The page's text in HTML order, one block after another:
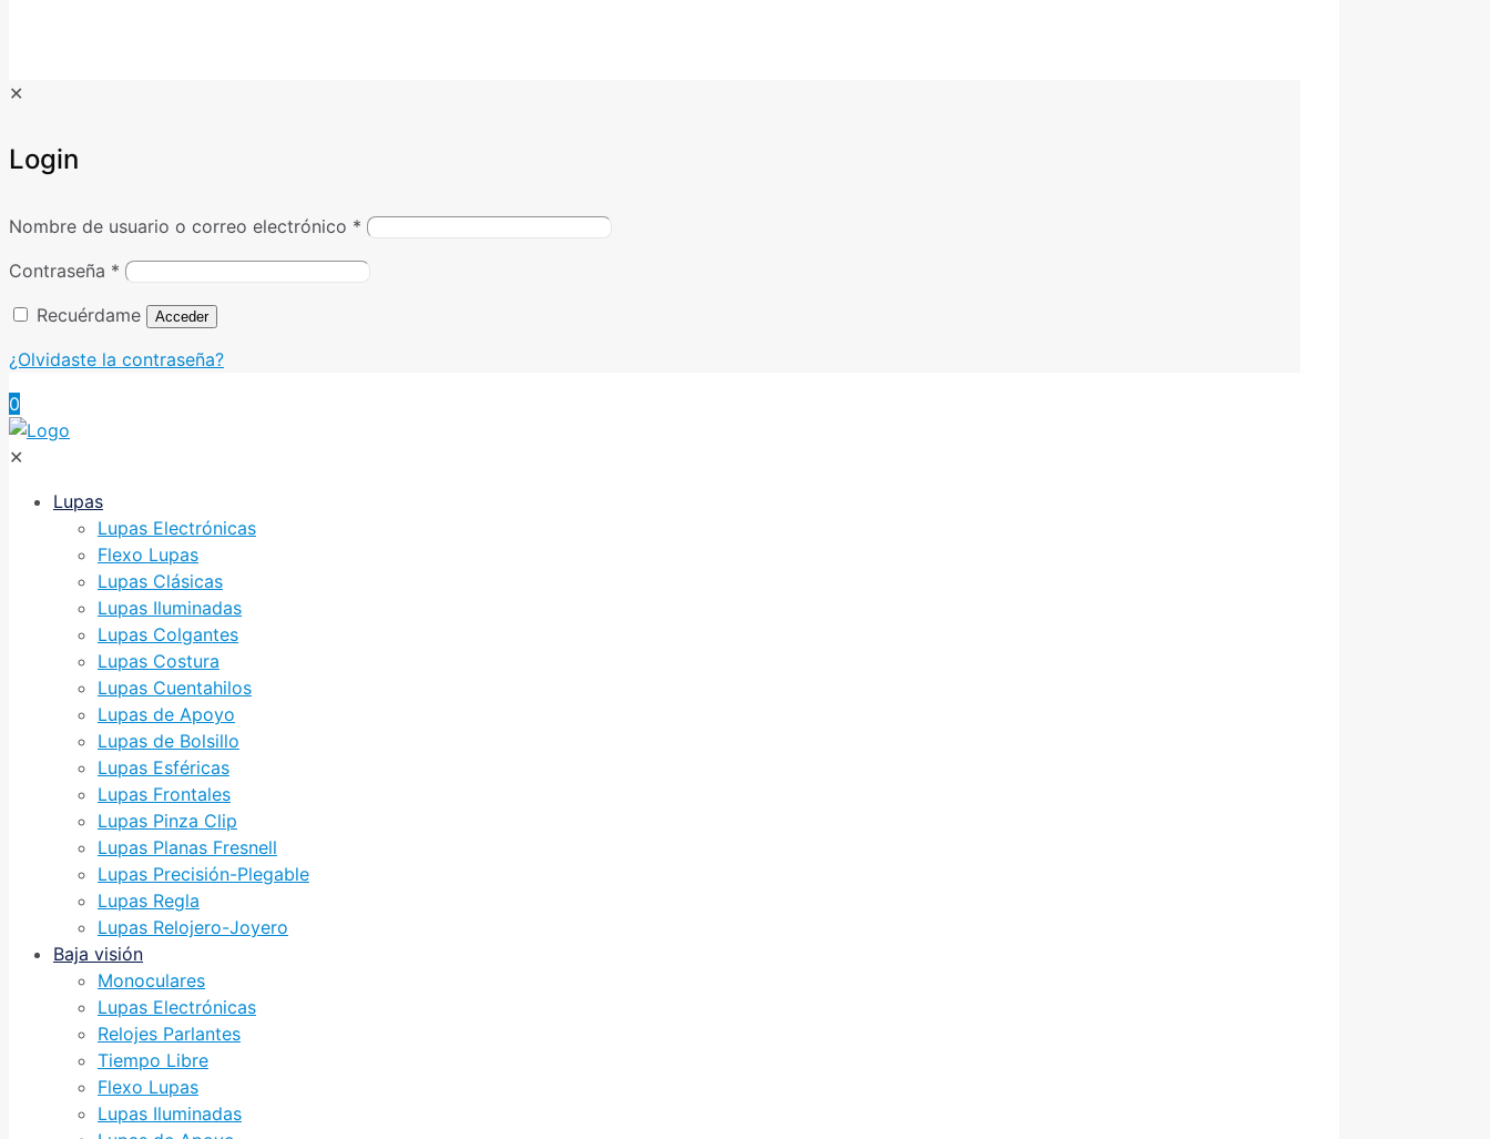
✕
Login
Nombre de usuario o correo electrónico *
Contraseña *
Recuérdame
Acceder
¿Olvidaste la contraseña?
0
✕
Lupas
Lupas Electrónicas
Flexo Lupas
Lupas Clásicas
Lupas Iluminadas
Lupas Colgantes
Lupas Costura
Lupas Cuentahilos
Lupas de Apoyo
Lupas de Bolsillo
Lupas Esféricas
Lupas Frontales
Lupas Pinza Clip
Lupas Planas Fresnell
Lupas Precisión-Plegable
Lupas Regla
Lupas Relojero-Joyero
Baja visión
Monoculares
Lupas Electrónicas
Relojes Parlantes
Tiempo Libre
Flexo Lupas
Lupas Iluminadas